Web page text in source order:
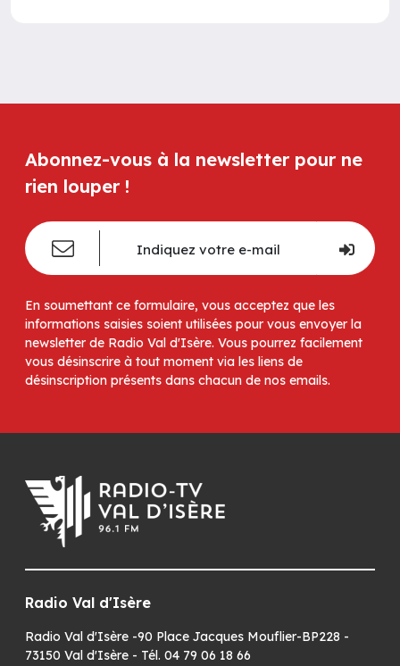
Abonnez-vous à la newsletter pour ne
rien louper !
En soumettant ce formulaire, vous acceptez que les
informations saisies soient utilisées pour vous envoyer la
newsletter de Radio Val d'Isère. Vous pourrez facilement
vous désinscrire à tout moment via les liens de
désinscription présents dans chacun de nos emails.
Radio Val d'Isère
Radio Val d'Isère -90 Place Jacques Mouflier-BP228 -
73150 Val d'Isère - Tél. 04 79 06 18 66